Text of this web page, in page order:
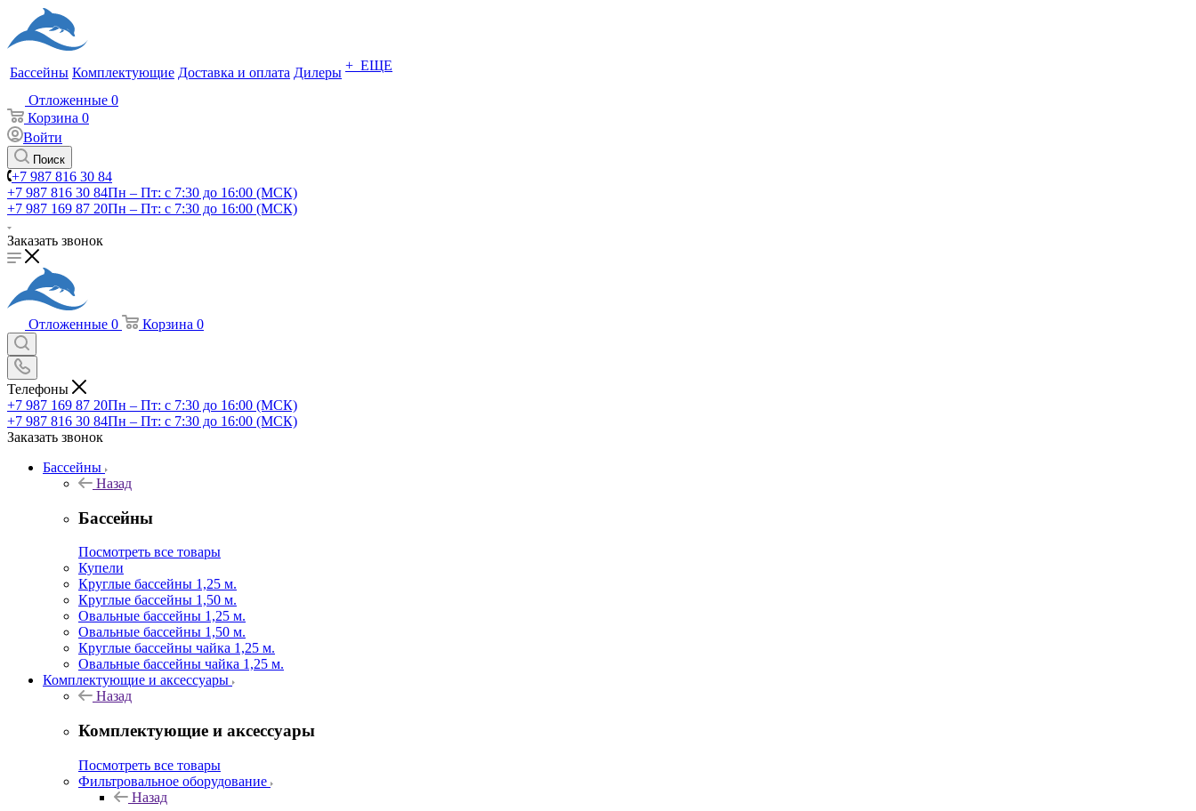
Бассейны Комплектующие Доставка и оплата Дилеры + ЕЩЕ
Отложенные 0
Корзина 0
Войти
Поиск
+7 987 816 30 84
+7 987 816 30 84Пн – Пт: с 7:30 до 16:00 (МСК)
+7 987 169 87 20Пн – Пт: с 7:30 до 16:00 (МСК)
Заказать звонок
Отложенные 0 Корзина 0
Телефоны
+7 987 169 87 20Пн – Пт: с 7:30 до 16:00 (МСК)
+7 987 816 30 84Пн – Пт: с 7:30 до 16:00 (МСК)
Заказать звонок
Бассейны
Назад
Бассейны
Посмотреть все товары
Купели
Круглые бассейны 1,25 м.
Круглые бассейны 1,50 м.
Овальные бассейны 1,25 м.
Овальные бассейны 1,50 м.
Круглые бассейны чайка 1,25 м.
Овальные бассейны чайка 1,25 м.
Комплектующие и аксессуары
Назад
Комплектующие и аксессуары
Посмотреть все товары
Фильтровальное оборудование
Назад